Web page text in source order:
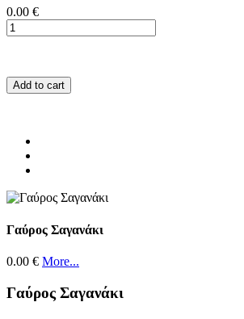
0.00 €
Add to cart
Γαύρος Σαγανάκι
0.00 € More...
Γαύρος Σαγανάκι